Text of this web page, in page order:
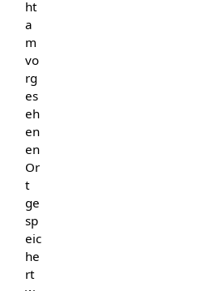
ht
a
m
vo
rg
es
eh
en
en
Or
t
ge
sp
eic
he
rt